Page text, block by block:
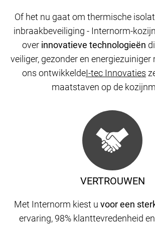
VERTROUWEN
Met Internorm kiest u voor een
ervaring, 98% klanttevredenheid
Of het nu gaat om thermische
inbraakbeveiliging - Internorm-
over innovatieve technologieën
veiliger, gezonder en energiezuiniger
ons ontwikkeldeI-tec Innovaties
maatstaven op de